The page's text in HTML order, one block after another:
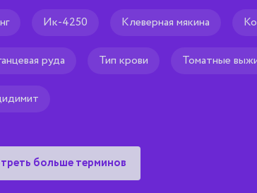
тебе
Ик-4250 Клеверная мякина
руда Тип крови Томатные
больше терминов